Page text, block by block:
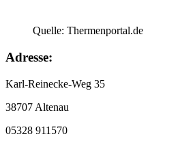
Quelle: Thermenportal.de
Adresse:
Karl-Reinecke-Weg 35
38707 Altenau
05328 911570